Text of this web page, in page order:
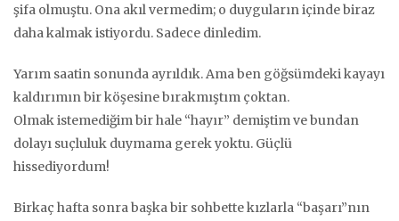
şifa olmuştu. Ona akıl vermedim; o duyguların içinde biraz
daha kalmak istiyordu. Sadece dinledim.
Yarım saatin sonunda ayrıldık. Ama ben göğsümdeki kayayı
kaldırımın bir köşesine bırakmıştım çoktan.
Olmak istemediğim bir hale “hayır” demiştim ve bundan
dolayı suçluluk duymama gerek yoktu. Güçlü
hissediyordum!
Birkaç hafta sonra başka bir sohbette kızlarla “başarı”nın